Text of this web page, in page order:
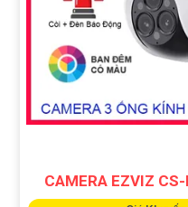
CAMERA EZVIZ